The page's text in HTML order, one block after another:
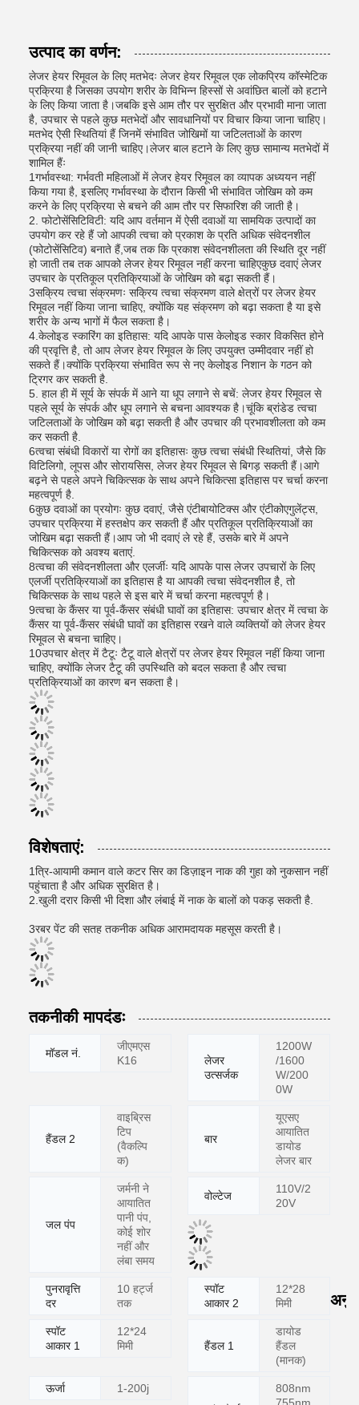
उत्पाद का वर्णन:
लेजर हेयर रिमूवल के लिए मतभेदः लेजर हेयर रिमूवल एक लोकप्रिय कॉस्मेटिक
प्रक्रिया है जिसका उपयोग शरीर के विभिन्न हिस्सों से अवांछित बालों को हटाने
के लिए किया जाता है।जबकि इसे आम तौर पर सुरक्षित और प्रभावी माना जाता
है, उपचार से पहले कुछ मतभेदों और सावधानियों पर विचार किया जाना चाहिए।
मतभेद ऐसी स्थितियां हैं जिनमें संभावित जोखिमों या जटिलताओं के कारण
प्रक्रिया नहीं की जानी चाहिए।लेजर बाल हटाने के लिए कुछ सामान्य मतभेदों में
शामिल हैंः
1गर्भावस्था: गर्भवती महिलाओं में लेजर हेयर रिमूवल का व्यापक अध्ययन नहीं
किया गया है, इसलिए गर्भावस्था के दौरान किसी भी संभावित जोखिम को कम
करने के लिए प्रक्रिया से बचने की आम तौर पर सिफारिश की जाती है।
2. फोटोसेंसिटिविटी: यदि आप वर्तमान में ऐसी दवाओं या सामयिक उत्पादों का
उपयोग कर रहे हैं जो आपकी त्वचा को प्रकाश के प्रति अधिक संवेदनशील
(फोटोसेंसिटिव) बनाते हैं,जब तक कि प्रकाश संवेदनशीलता की स्थिति दूर नहीं
हो जाती तब तक आपको लेजर हेयर रिमूवल नहीं करना चाहिएकुछ दवाएं लेजर
उपचार के प्रतिकूल प्रतिक्रियाओं के जोखिम को बढ़ा सकती हैं।
3सक्रिय त्वचा संक्रमणः सक्रिय त्वचा संक्रमण वाले क्षेत्रों पर लेजर हेयर
रिमूवल नहीं किया जाना चाहिए, क्योंकि यह संक्रमण को बढ़ा सकता है या इसे
शरीर के अन्य भागों में फैल सकता है।
4.केलोइड स्कारिंग का इतिहास: यदि आपके पास केलोइड स्कार विकसित होने
की प्रवृत्ति है, तो आप लेजर हेयर रिमूवल के लिए उपयुक्त उम्मीदवार नहीं हो
सकते हैं।क्योंकि प्रक्रिया संभावित रूप से नए केलोइड निशान के गठन को
ट्रिगर कर सकती है.
5. हाल ही में सूर्य के संपर्क में आने या धूप लगाने से बचें: लेजर हेयर रिमूवल से
पहले सूर्य के संपर्क और धूप लगाने से बचना आवश्यक है।चूंकि ब्रांडेड त्वचा
जटिलताओं के जोखिम को बढ़ा सकती है और उपचार की प्रभावशीलता को कम
कर सकती है.
6त्वचा संबंधी विकारों या रोगों का इतिहासः कुछ त्वचा संबंधी स्थितियां, जैसे कि
विटिलिगो, लूपस और सोरायसिस, लेजर हेयर रिमूवल से बिगड़ सकती हैं।आगे
बढ़ने से पहले अपने चिकित्सक के साथ अपने चिकित्सा इतिहास पर चर्चा करना
महत्वपूर्ण है.
6कुछ दवाओं का प्रयोगः कुछ दवाएं, जैसे एंटीबायोटिक्स और एंटीकोएगुलेंट्स,
उपचार प्रक्रिया में हस्तक्षेप कर सकती हैं और प्रतिकूल प्रतिक्रियाओं का
जोखिम बढ़ा सकती हैं।आप जो भी दवाएं ले रहे हैं, उसके बारे में अपने
चिकित्सक को अवश्य बताएं.
8त्वचा की संवेदनशीलता और एलर्जीः यदि आपके पास लेजर उपचारों के लिए
एलर्जी प्रतिक्रियाओं का इतिहास है या आपकी त्वचा संवेदनशील है, तो
चिकित्सक के साथ पहले से इस बारे में चर्चा करना महत्वपूर्ण है।
9त्वचा के कैंसर या पूर्व-कैंसर संबंधी घावों का इतिहास: उपचार क्षेत्र में त्वचा के
कैंसर या पूर्व-कैंसर संबंधी घावों का इतिहास रखने वाले व्यक्तियों को लेजर हेयर
रिमूवल से बचना चाहिए।
10उपचार क्षेत्र में टैटूः टैटू वाले क्षेत्रों पर लेजर हेयर रिमूवल नहीं किया जाना
चाहिए, क्योंकि लेजर टैटू की उपस्थिति को बदल सकता है और त्वचा
प्रतिक्रियाओं का कारण बन सकता है।
विशेषताएं:
1त्रि-आयामी कमान वाले कटर सिर का डिज़ाइन नाक की गुहा को नुकसान नहीं
पहुंचाता है और अधिक सुरक्षित है।
2.खुली दरार किसी भी दिशा और लंबाई में नाक के बालों को पकड़ सकती है.
3रबर पेंट की सतह तकनीक अधिक आरामदायक महसूस करती है।
तकनीकी मापदंडः
मॉडल नं.
जीएमएस
K16
लेजर
उत्सर्जक
1200W
/1600
W/200
0W
हैंडल 2
वाइब्रिस
टिप
(वैकल्पि
क)
बार
यूएसए
आयातित
डायोड
लेजर बार
जल पंप
जर्मनी ने
आयातित
पानी पंप,
कोई शोर
नहीं और
लंबा समय
वोल्टेज
110V/2
20V
पुनरावृत्ति
दर
10 हर्ट्ज
तक
स्पॉट
आकार 2
12*28
मिमी
स्पॉट
आकार 1
12*24
मिमी
हैंडल 1
डायोड
हैंडल
(मानक)
ऊर्जा
1-200j
808nm